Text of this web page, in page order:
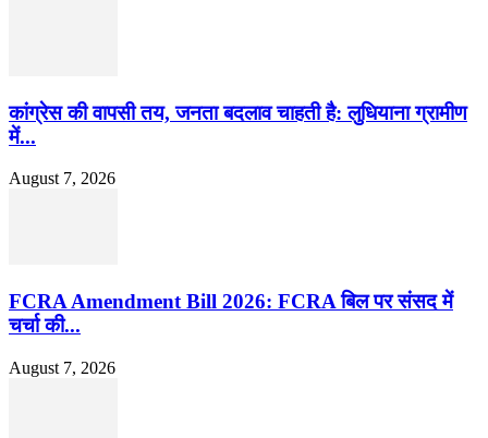
कांग्रेस की वापसी तय, जनता बदलाव चाहती है: लुधियाना ग्रामीण
में...
August 7, 2026
FCRA Amendment Bill 2026: FCRA बिल पर संसद में
चर्चा की...
August 7, 2026